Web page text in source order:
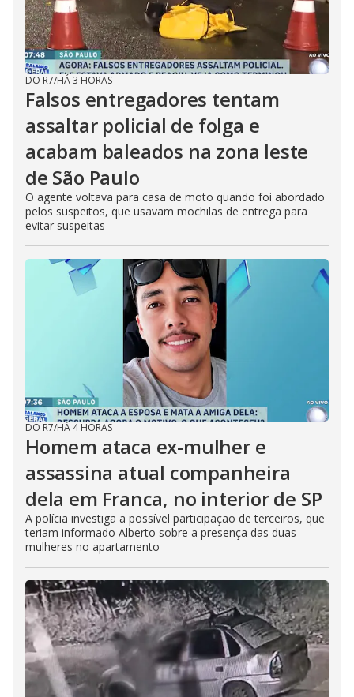
DO R7/HÁ 3 HORAS
Falsos entregadores tentam
assaltar policial de folga e
acabam baleados na zona leste
de São Paulo
O agente voltava para casa de moto quando foi abordado
pelos suspeitos, que usavam mochilas de entrega para
evitar suspeitas
DO R7/HÁ 4 HORAS
Homem ataca ex-mulher e
assassina atual companheira
dela em Franca, no interior de SP
A polícia investiga a possível participação de terceiros, que
teriam informado Alberto sobre a presença das duas
mulheres no apartamento